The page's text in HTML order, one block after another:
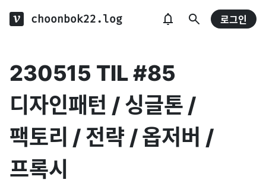
choonbok22.log 로그인
230515 TIL #85
디자인패턴 / 싱글톤 /
팩토리 / 전략 / 옵저버 /
프록시